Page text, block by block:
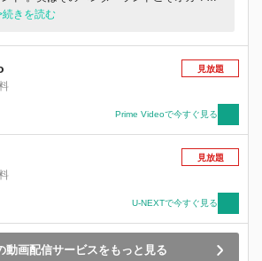
その一味が地球征服を企む本拠地だった！
お馴染みのアクション仮面、ぶりぶりざえも
カンタム・ロボと強力な助っ人を引き連れ
オカマ魔女率いる強敵陣と世紀の大勝負!!当
登場。 さあ、地球の運命はいったいどうな
？
続きを読む
見放題
Prime Videoで今すぐ見る
見放題
U-NEXTで今すぐ見る
動画配信サービスをもっと見る